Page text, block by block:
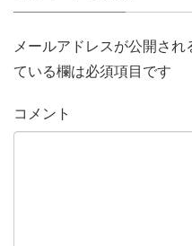
メールアドレスが公開され
ている欄は必須項目です
コメント